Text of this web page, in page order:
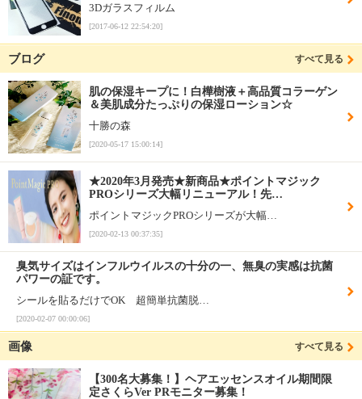
3Dガラスフィルム
[2017-06-12 22:54:20]
ブログ すべて見る
肌の保湿キープに！白樺樹液＋高品質コラーゲン
＆美肌成分たっぷりの保湿ローション☆
十勝の森
[2020-05-17 15:00:14]
★2020年3月発売★新商品★ポイントマジック
PROシリーズ大幅リニューアル！先…
ポイントマジックPROシリーズが大幅…
[2020-02-13 00:37:35]
臭気サイズはインフルウイルスの十分の一、無臭の実感は抗菌
パワーの証です。
シールを貼るだけでOK 超簡単抗菌脱…
[2020-02-07 00:00:06]
画像 すべて見る
【300名大募集！】ヘアエッセンスオイル期間限
定さくらVer PRモニター募集！